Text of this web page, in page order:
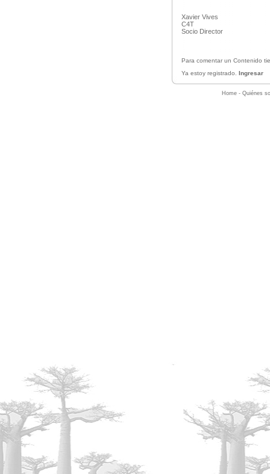
Xavier Vives
C4T
Socio Director
Para comentar un Contenido
Ya estoy registrado. Ingresar
Home - Quiénes